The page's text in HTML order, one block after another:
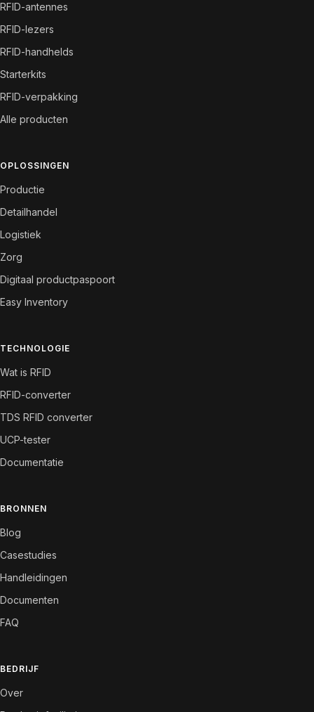
RFID-antennes
RFID-lezers
RFID-handhelds
Starterkits
RFID-verpakking
Alle producten
OPLOSSINGEN
Productie
Detailhandel
Logistiek
Zorg
Digitaal productpaspoort
Easy Inventory
TECHNOLOGIE
Wat is RFID
RFID-converter
TDS RFID converter
UCP-tester
Documentatie
BRONNEN
Blog
Casestudies
Handleidingen
Documenten
FAQ
BEDRIJF
Over